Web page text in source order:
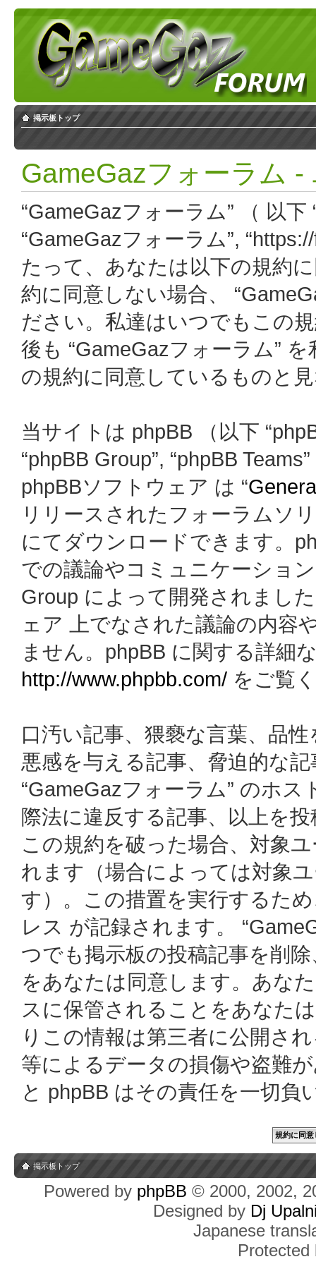
掲示板トップ
GameGazフォーラム -
“GameGazフォーラム” （ 以下
“GameGazフォーラム”,
たって、あなたは以下の規約
約に同意しない場合、
ださい。私達はいつでもこの
後も “GameGazフォーラム”
の規約に同意しているものと
当サイトは phpBB （以下
“phpBB Group”, “phpBB
phpBBソフトウェア は “
リリースされたフォーラムソ
にてダウンロードできます。
での議論やコミュニケーショ
Group によって開発されまし
ェア 上でなされた議論の内容
ません。phpBB に関する詳細
http://www.phpbb.com/ をご覧
口汚い記事、猥褻な言葉、品
悪感を与える記事、脅迫的な
“GameGazフォーラム” のホ
際法に違反する記事、以上を
この規約を破った場合、対象
れます（場合によっては対象
す）。この措置を実行するた
レス が記録されます。
つでも掲示板の投稿記事を削
をあなたは同意します。あな
スに保管されることをあなた
りこの情報は第三者に公開さ
等によるデータの損傷や盗難
と phpBB はその責任を一切負
掲示板トップ
Powered by phpBB © 2000, 2002,
Designed by Dj
Japanese